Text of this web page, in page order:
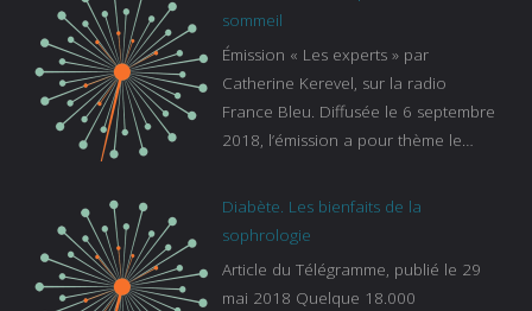
sommeil
Émission « Les experts » par
Catherine Kerevel, sur la radio
France Bleu. Diffusée le 6 septembre
2018, l’émission a pour thème le
bleu :
https://www.francebleu.fr/emissions/l
sur-le-sommeil
Diabète. Les bienfaits de la
sophrologie
Article du Télégramme, publié le 29
mai 2018 Quelque 18.000